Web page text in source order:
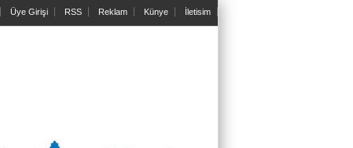
Üye Girişi RSS Reklam Künye İletisim